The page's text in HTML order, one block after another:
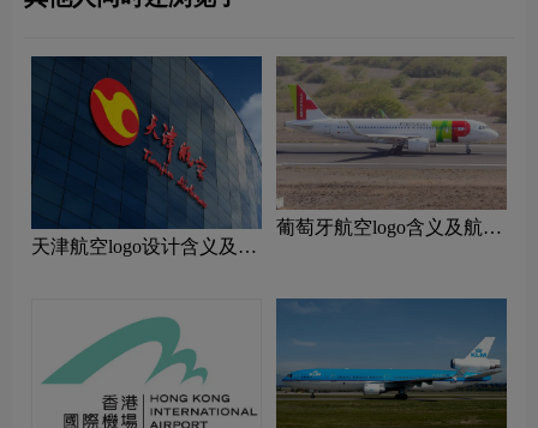
天津航空logo设计含义及设
‌葡萄牙航空logo含义及航空